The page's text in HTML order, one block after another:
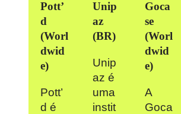
Pott’
d
(Worl
dwid
e)
Pott’
d é
Unip
az
(BR)
Unip
az é
uma
instit
Goca
se
(Worl
dwid
e)
A
Goca